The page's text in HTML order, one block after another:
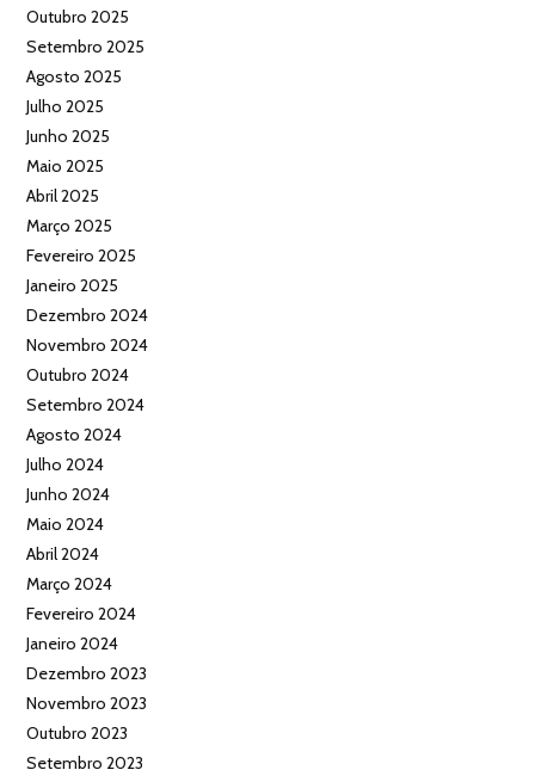
Outubro 2025
Setembro 2025
Agosto 2025
Julho 2025
Junho 2025
Maio 2025
Abril 2025
Março 2025
Fevereiro 2025
Janeiro 2025
Dezembro 2024
Novembro 2024
Outubro 2024
Setembro 2024
Agosto 2024
Julho 2024
Junho 2024
Maio 2024
Abril 2024
Março 2024
Fevereiro 2024
Janeiro 2024
Dezembro 2023
Novembro 2023
Outubro 2023
Setembro 2023